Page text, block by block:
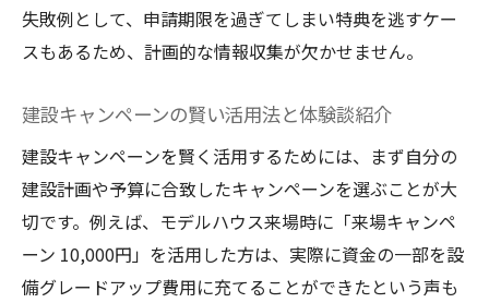
失敗例として、申請期限を過ぎてしまい特典を逃すケー
スもあるため、計画的な情報収集が欠かせません。
建設キャンペーンの賢い活用法と体験談紹介
建設キャンペーンを賢く活用するためには、まず自分の
建設計画や予算に合致したキャンペーンを選ぶことが大
切です。例えば、モデルハウス来場時に「来場キャンペ
ーン 10,000円」を活用した方は、実際に資金の一部を設
備グレードアップ費用に充てることができたという声も